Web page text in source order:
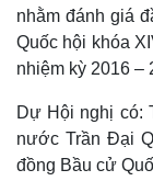
nhằm đánh giá
Quốc hội khóa
nhiệm kỳ 2016 –
Dự Hội nghị có:
nước Trần Đại
đồng Bầu cử